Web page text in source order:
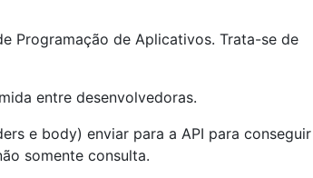
Programação de Aplicativos. Trata-se de
entre desenvolvedoras.
e body) enviar para a API para conseguir
somente consulta.